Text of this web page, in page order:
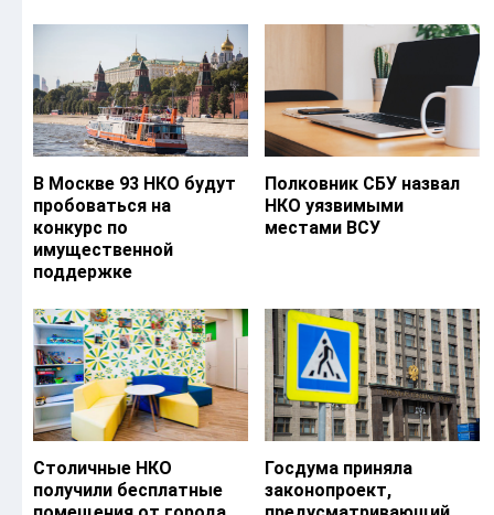
В Москве 93 НКО будут
пробоваться на
конкурс по
имущественной
поддержке
Полковник СБУ назвал
НКО уязвимыми
местами ВСУ
Столичные НКО
получили бесплатные
Госдума приняла
законопроект,